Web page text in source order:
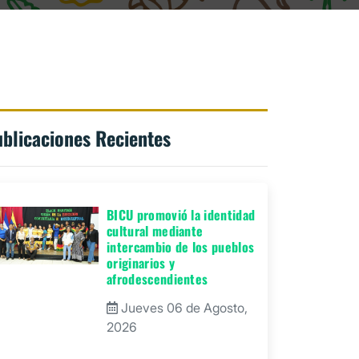
Recientes
BICU promovió la identidad
cultural mediante
intercambio de los pueblos
originarios y
afrodescendientes
Jueves 06 de Agosto,
2026